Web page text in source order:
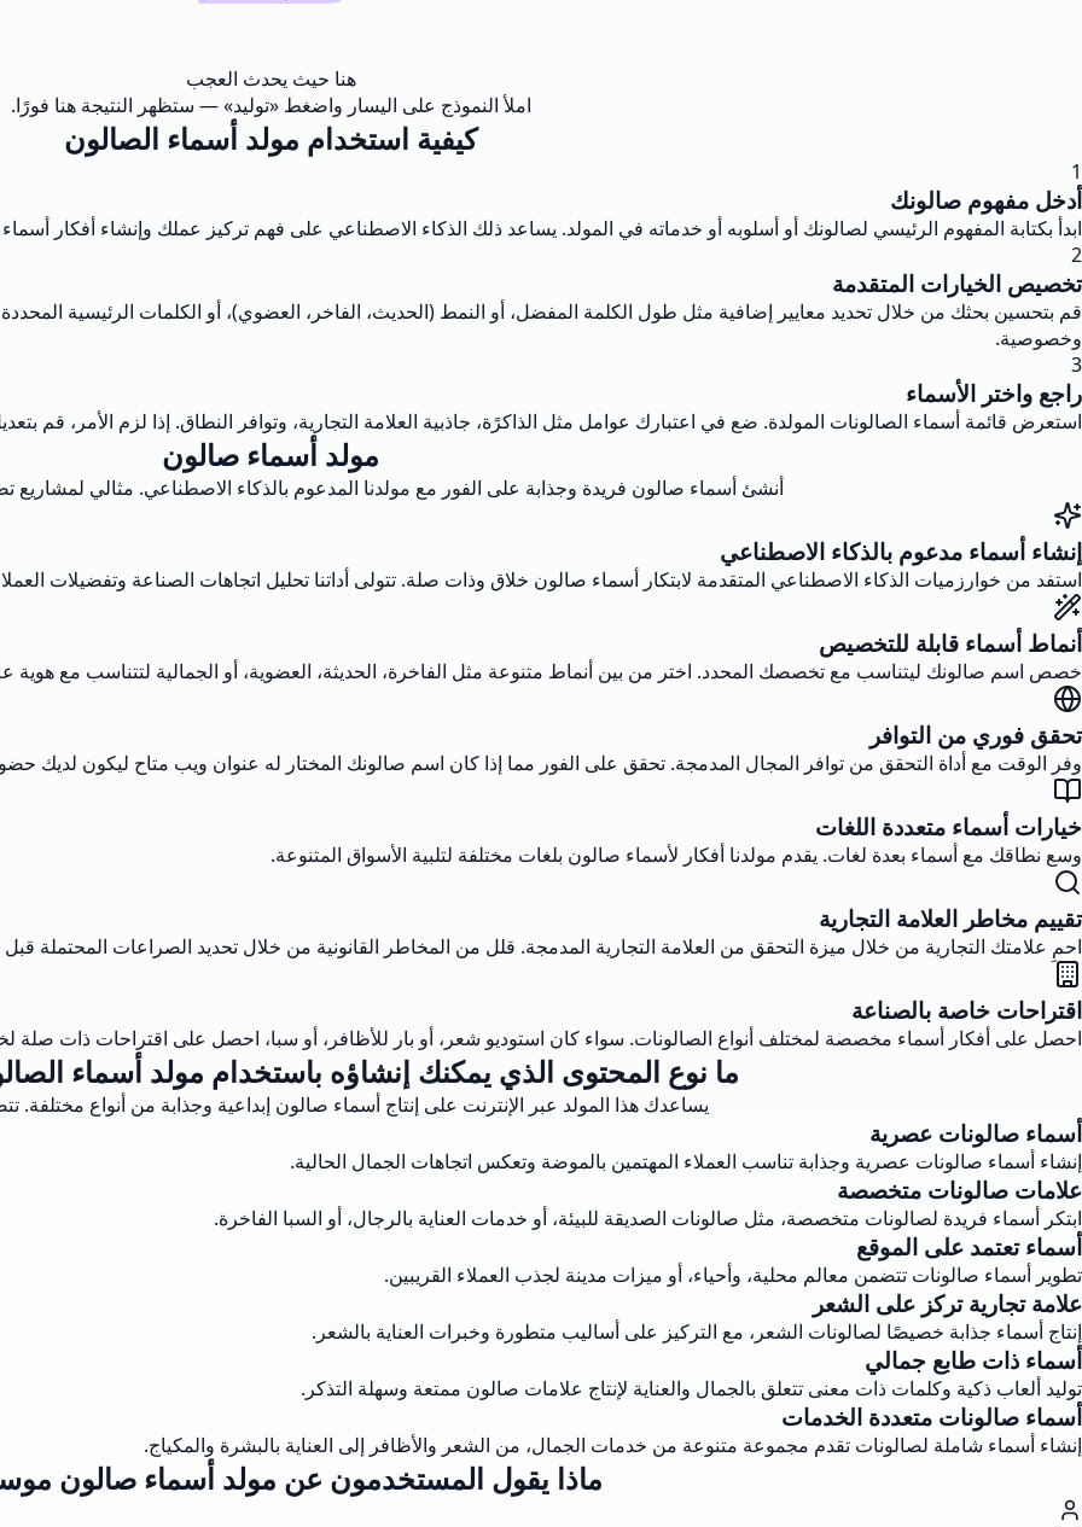
هنا حيث يحدث العجب
املأ النموذج على اليسار واضغط «توليد» — ستظهر النتيجة هنا فورًا.
كيفية استخدام مولد أسماء الصالون
1
أدخل مفهوم صالونك
ابدأ بكتابة المفهوم الرئيسي لصالونك أو أسلوبه أو خدماته في المولد. يساعد ذلك الذكاء الاصطناعي على فهم تركيز عملك وإنشاء أفكار
2
تخصيص الخيارات المتقدمة
قم بتحسين بحثك من خلال تحديد معايير إضافية مثل طول الكلمة المفضل، أو النمط (الحديث، الفاخر، العضوي)، أو الكلمات الرئيسية
وخصوصية.
3
راجع واختر الأسماء
استعرض قائمة أسماء الصالونات المولدة. ضع في اعتبارك عوامل مثل الذاكرًة، جاذبية العلامة التجارية، وتوافر النطاق. إذا لزم الأمر، قم
مولد أسماء صالون
أنشئ أسماء صالون فريدة وجذابة على الفور مع مولدنا المدعوم بالذكاء الاصطناعي. مثالي لمشاريع
إنشاء أسماء مدعوم بالذكاء الاصطناعي
استفد من خوارزميات الذكاء الاصطناعي المتقدمة لابتكار أسماء صالون خلاق وذات صلة. تتولى أداتنا تحليل اتجاهات الصناعة وتفضيلات
أنماط أسماء قابلة للتخصيص
خصص اسم صالونك ليتناسب مع تخصصك المحدد. اختر من بين أنماط متنوعة مثل الفاخرة، الحديثة، العضوية، أو الجمالية لتتناسب مع هوية
تحقق فوري من التوافر
وفر الوقت مع أداة التحقق من توافر المجال المدمجة. تحقق على الفور مما إذا كان اسم صالونك المختار له عنوان ويب متاح ليكون لديك
خيارات أسماء متعددة اللغات
وسع نطاقك مع أسماء بعدة لغات. يقدم مولدنا أفكار لأسماء صالون بلغات مختلفة لتلبية الأسواق المتنوعة.
تقييم مخاطر العلامة التجارية
احمِ علامتك التجارية من خلال ميزة التحقق من العلامة التجارية المدمجة. قلل من المخاطر القانونية من خلال تحديد الصراعات المحتملة
اقتراحات خاصة بالصناعة
احصل على أفكار أسماء مخصصة لمختلف أنواع الصالونات. سواء كان استوديو شعر، أو بار للأظافر، أو سبا، احصل على اقتراحات ذات صلة
ما نوع المحتوى الذي يمكنك إنشاؤه باستخدام مولد أسماء
يساعدك هذا المولد عبر الإنترنت على إنتاج أسماء صالون إبداعية وجذابة من أنواع مختلفة.
أسماء صالونات عصرية
إنشاء أسماء صالونات عصرية وجذابة تناسب العملاء المهتمين بالموضة وتعكس اتجاهات الجمال الحالية.
علامات صالونات متخصصة
ابتكر أسماء فريدة لصالونات متخصصة، مثل صالونات الصديقة للبيئة، أو خدمات العناية بالرجال، أو السبا الفاخرة.
أسماء تعتمد على الموقع
تطوير أسماء صالونات تتضمن معالم محلية، وأحياء، أو ميزات مدينة لجذب العملاء القريبين.
علامة تجارية تركز على الشعر
إنتاج أسماء جذابة خصيصًا لصالونات الشعر، مع التركيز على أساليب متطورة وخبرات العناية بالشعر.
أسماء ذات طابع جمالي
توليد ألعاب ذكية وكلمات ذات معنى تتعلق بالجمال والعناية لإنتاج علامات صالون ممتعة وسهلة التذكر.
أسماء صالونات متعددة الخدمات
إنشاء أسماء شاملة لصالونات تقدم مجموعة متنوعة من خدمات الجمال، من الشعر والأظافر إلى العناية بالبشرة والمكياج.
ماذا يقول المستخدمون عن مولد أسماء صالون